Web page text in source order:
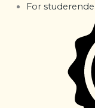
For studerende